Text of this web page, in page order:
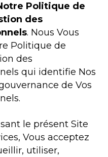
Politique de
des
. Nous Vous
Politique de
des
qui identifie Nos
de Vos
le présent Site
Vous acceptez
utiliser,